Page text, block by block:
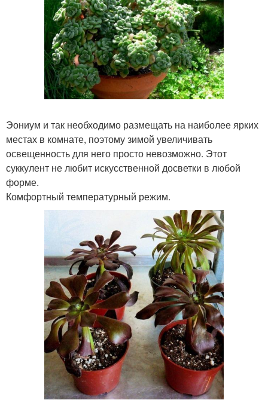
Эониум и так необходимо размещать на наиболее ярких
местах в комнате, поэтому зимой увеличивать
освещенность для него просто невозможно. Этот
суккулент не любит искусственной досветки в любой
форме.
Комфортный температурный режим.